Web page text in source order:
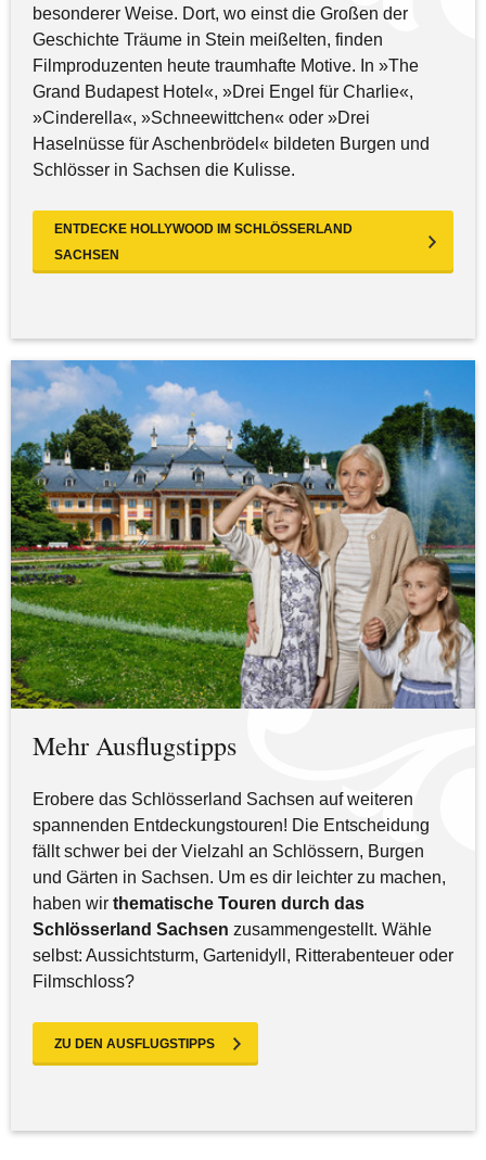
besonderer Weise. Dort, wo einst die Großen der
Geschichte Träume in Stein meißelten, finden
Filmproduzenten heute traumhafte Motive. In »The
Grand Budapest Hotel«, »Drei Engel für Charlie«,
»Cinderella«, »Schneewittchen« oder »Drei
Haselnüsse für Aschenbrödel« bildeten Burgen und
Schlösser in Sachsen die Kulisse.
ENTDECKE HOLLYWOOD IM SCHLÖSSERLAND
SACHSEN
Mehr Ausflugstipps
Erobere das Schlösserland Sachsen auf weiteren
spannenden Entdeckungstouren! Die Entscheidung
fällt schwer bei der Vielzahl an Schlössern, Burgen
und Gärten in Sachsen. Um es dir leichter zu machen,
haben wir thematische Touren durch das
Schlösserland Sachsen zusammengestellt. Wähle
selbst: Aussichtsturm, Gartenidyll, Ritterabenteuer oder
Filmschloss?
ZU DEN AUSFLUGSTIPPS